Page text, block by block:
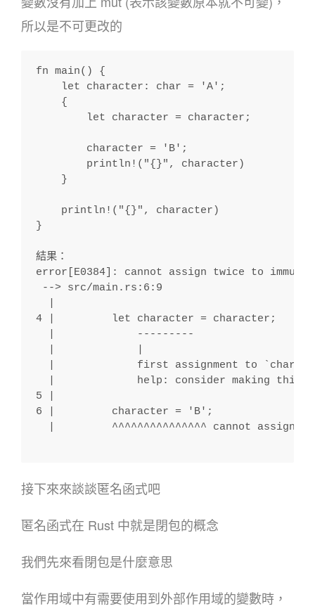
所以是不可更改的
fn main() {
    let character: char = 'A';
    {
        let character = character;
        character = 'B';
        println!("{}", character)
    }
    println!("{}", character)
}
結果：
error[E0384]: cannot assign twice to
--> src/main.rs:6:9
4 |         let character = character;
  |             ---------
|             first assignment to
|             help: consider making this
5 |
6 |         character = 'B';
|         ^^^^^^^^^^^^^^^ cannot assign
接下來來談談匿名函式吧
匿名函式在 Rust 中就是閉包的概念
我們先來看閉包是什麼意思
當作用域中有需要使用到外部作用域的變數時，